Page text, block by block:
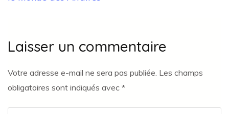
Laisser un commentaire
Votre adresse e-mail ne sera pas publiée. Les champs
obligatoires sont indiqués avec *